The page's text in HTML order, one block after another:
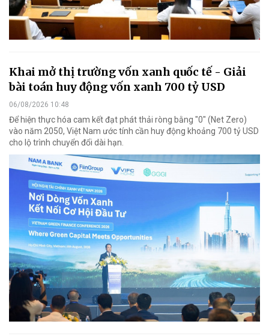
Khai mở thị trường vốn xanh quốc tế - Giải
bài toán huy động vốn xanh 700 tỷ USD
06/08/2026 10:48
Để hiện thực hóa cam kết đạt phát thải ròng bằng "0" (Net Zero)
vào năm 2050, Việt Nam ước tính cần huy động khoảng 700 tỷ USD
cho lộ trình chuyển đổi dài hạn.